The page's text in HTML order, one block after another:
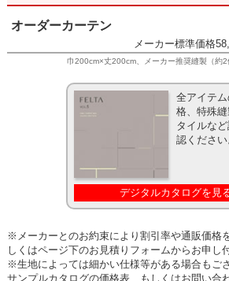
オーダーカーテン
メーカー標準価格
巾200cm×丈200cm、メーカー推奨縫製（約2
全アイテ
格、特殊
タイルな
認ください
デジタルカタログを見
※メーカーとのお約束により割引率や通販価格
しくはページ下のお見積りフォームからお申し
※生地によっては細かい仕様等がある場合もご
サンプルカタログの価格表、もしくはお問い合